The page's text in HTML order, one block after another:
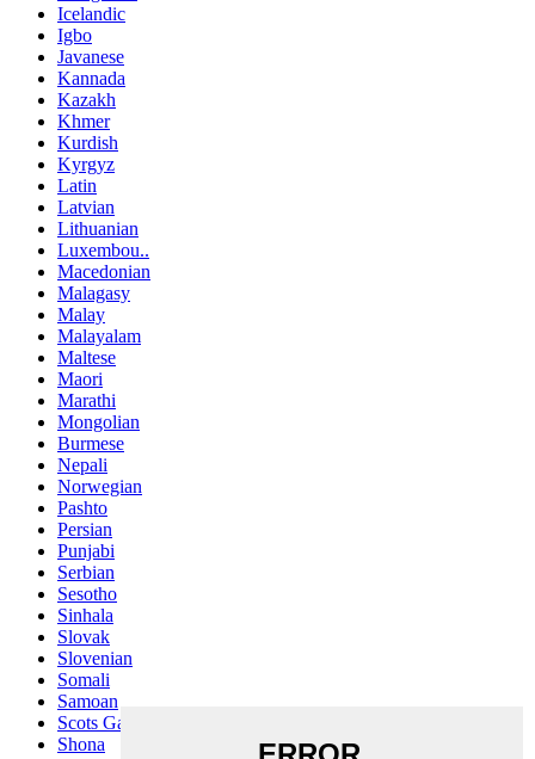
Icelandic
Igbo
Javanese
Kannada
Kazakh
Khmer
Kurdish
Kyrgyz
Latin
Latvian
Lithuanian
Luxembou..
Macedonian
Malagasy
Malay
Malayalam
Maltese
Maori
Marathi
Mongolian
Burmese
Nepali
Norwegian
Pashto
Persian
Punjabi
Serbian
Sesotho
Sinhala
Slovak
Slovenian
Somali
Samoan
Scots Gaelic
Shona